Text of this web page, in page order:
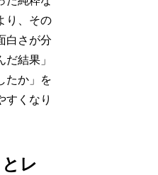
り、その
白さが分
結果」
たか」を
すくなり
レ